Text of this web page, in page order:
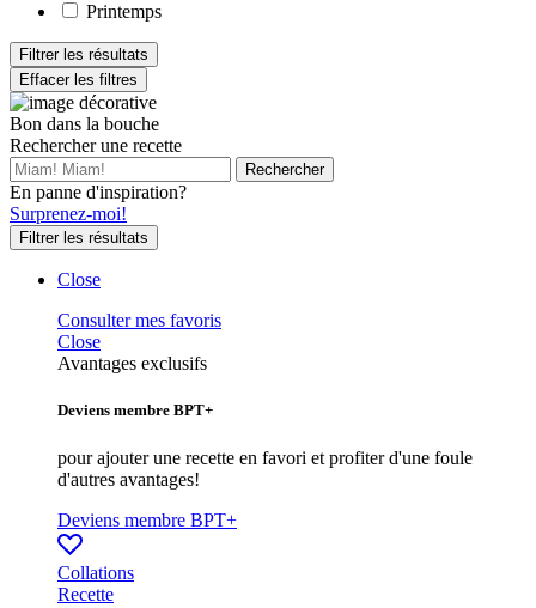
Printemps
Filtrer les résultats
Effacer les filtres
Bon dans la bouche
Rechercher une recette
En panne d'inspiration?
Surprenez-moi!
Filtrer les résultats
Close
Consulter mes favoris
Close
Avantages exclusifs
Deviens membre BPT+
pour ajouter une recette en favori et profiter d'une foule
d'autres avantages!
Deviens membre BPT+
Collations
Recette